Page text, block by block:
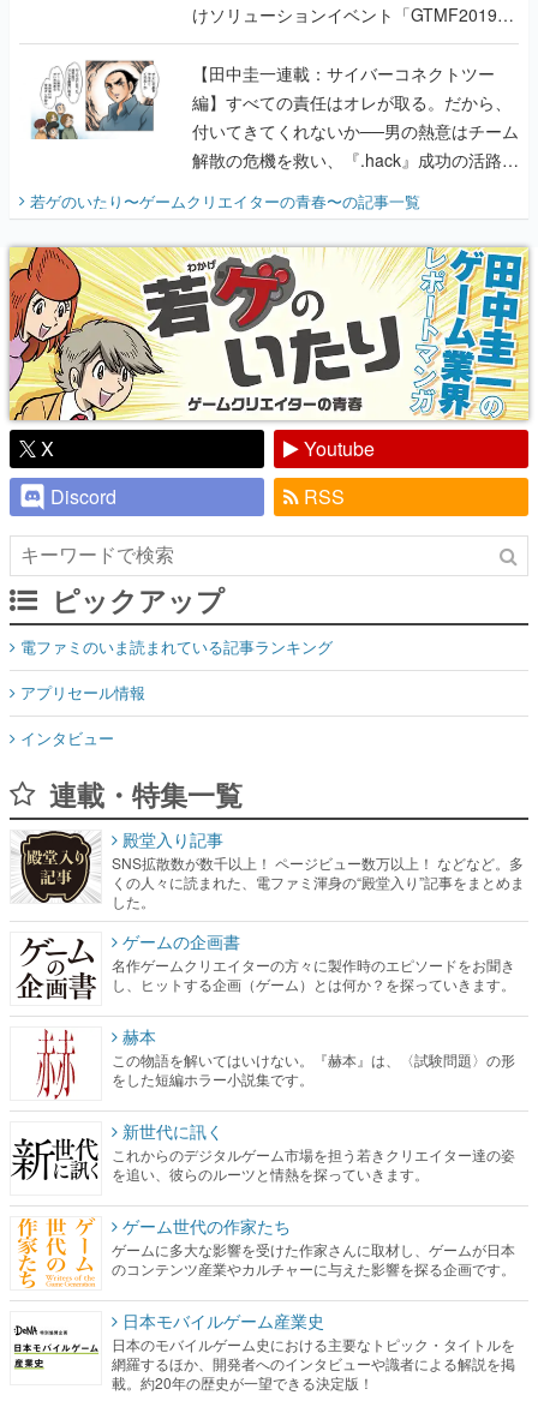
けソリューションイベント「GTMF2019」
に行って、より理解を深めよう【PR】
【田中圭一連載：サイバーコネクトツー
編】すべての責任はオレが取る。だから、
付いてきてくれないか──男の熱意はチーム
解散の危機を救い、『.hack』成功の活路を
『少年ジャンプ』色だった【若ゲのいた
り】
若ゲのいたり〜ゲームクリエイターの青春〜の記事一覧
X
Youtube
Discord
RSS
ピックアップ
電ファミのいま読まれている記事ランキング
アプリセール情報
インタビュー
連載・特集一覧
殿堂入り記事
SNS拡散数が数千以上！ ページビュー数万以上！ などなど。多
くの人々に読まれた、電ファミ渾身の“殿堂入り”記事をまとめま
した。
ゲームの企画書
名作ゲームクリエイターの方々に製作時のエピソードをお聞き
し、ヒットする企画（ゲーム）とは何か？を探っていきます。
赫本
この物語を解いてはいけない。『赫本』は、〈試験問題〉の形
をした短編ホラー小説集です。
新世代に訊く
これからのデジタルゲーム市場を担う若きクリエイター達の姿
を追い、彼らのルーツと情熱を探っていきます。
ゲーム世代の作家たち
ゲームに多大な影響を受けた作家さんに取材し、ゲームが日本
のコンテンツ産業やカルチャーに与えた影響を探る企画です。
日本モバイルゲーム産業史
日本のモバイルゲーム史における主要なトピック・タイトルを
網羅するほか、開発者へのインタビューや識者による解説を掲
載。約20年の歴史が一望できる決定版！